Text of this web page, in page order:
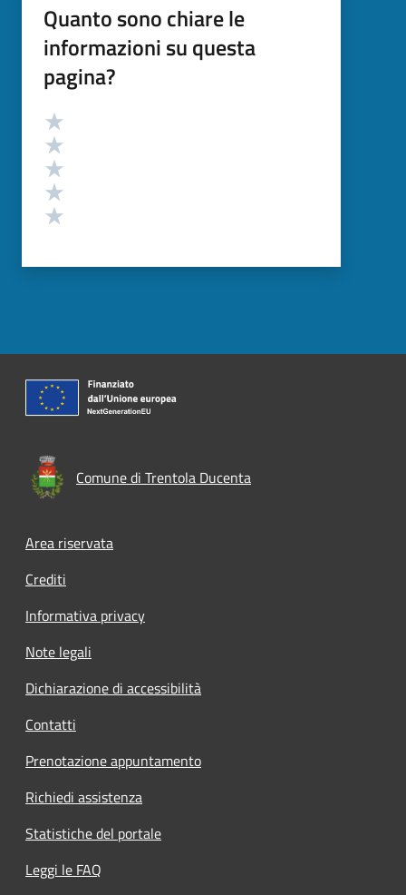
Quanto sono chiare le
informazioni su questa
pagina?
Valutazione
Comune di Trentola Ducenta
Footer menu
Area riservata
Crediti
Informativa privacy
Note legali
Dichiarazione di accessibilità
Contatti
Prenotazione appuntamento
Richiedi assistenza
Statistiche del portale
Leggi le FAQ